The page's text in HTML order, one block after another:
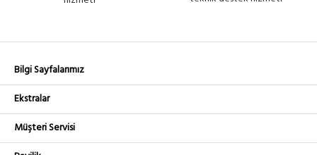
Bilgi Sayfalarımız
Ekstralar
Müşteri Servisi